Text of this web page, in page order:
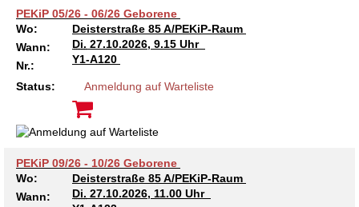
Familienzentrum
Kindertagesstätte Sylter Weg
Kindertagesstätte Tresckowstraße
Kindertagesstätte Voltmerstraße
Kindertagesstätte Wiehbergstraße
PEKiP 05/26 - 06/26 Geborene
Wo:
Deisterstraße 85 A/PEKiP-Raum
Wann:
Di. 27.10.2026, 9.15 Uhr
Nr.:
Y1-A120
Status: Anmeldung auf Warteliste
PEKiP 09/26 - 10/26 Geborene
Wo:
Deisterstraße 85 A/PEKiP-Raum
Wann:
Di. 27.10.2026, 11.00 Uhr